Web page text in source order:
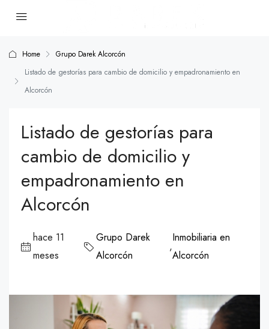
Home
Grupo Darek Alcorcón
Listado de gestorías para cambio de domicilio y empadronamiento en
Alcorcón
Listado de gestorías para
cambio de domicilio y
empadronamiento en
Alcorcón
hace 11
meses
Grupo Darek
Alcorcón
,
Inmobiliaria en
Alcorcón